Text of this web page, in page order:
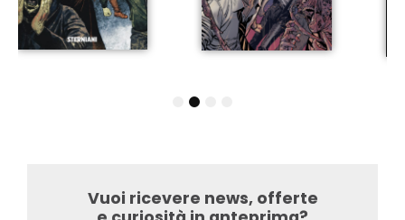
Vuoi ricevere news, offerte